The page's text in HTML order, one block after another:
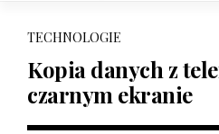
TECHNOLOGIE
Kopia danych z
czarnym ekranie